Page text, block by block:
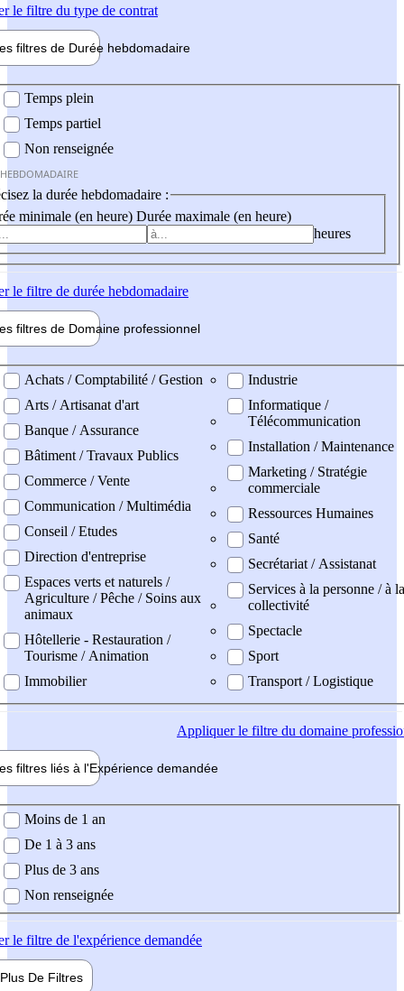
le filtre du type de contrat
filtres de Durée hebdomadaire
Temps plein
Temps partiel
Non renseignée
la durée hebdomadaire :
minimale (en heure) Durée maximale (en heure)
heures
le filtre de durée hebdomadaire
filtres de Domaine professionnel
professionel
Achats / Comptabilité / Gestion
Arts / Artisanat d'art
Banque / Assurance
Bâtiment / Travaux Publics
Commerce / Vente
Communication / Multimédia
Conseil / Etudes
Direction d'entreprise
Espaces verts et naturels /
Agriculture / Pêche / Soins aux
animaux
Hôtellerie - Restauration /
Tourisme / Animation
Immobilier
Industrie
Informatique /
Télécommunication
Installation / Maintenance
Marketing / Stratégie
commerciale
Ressources Humaines
Santé
Secrétariat / Assistanat
Services à la personne / à la
collectivité
Spectacle
Sport
Transport / Logistique
Appliquerle filtre du domaine
filtres liés à l'Expérience demandée
demandée
Moins de 1 an
De 1 à 3 ans
Plus de 3 ans
Non renseignée
le filtre de l'expérience demandée
Plus De Filtres